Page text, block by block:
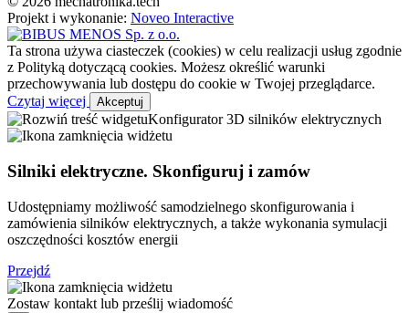
Projekt i wykonanie: Noveo Interactive
Ta strona używa ciasteczek (cookies) w celu realizacji usług zgodnie
z Polityką dotyczącą cookies. Możesz określić warunki
przechowywania lub dostępu do cookie w Twojej przeglądarce.
Czytaj więcej
Akceptuj
Konfigurator 3D silników elektrycznych
Silniki elektryczne. Skonfiguruj i zamów
Udostępniamy możliwość samodzielnego skonfigurowania i
zamówienia silników elektrycznych, a także wykonania symulacji
oszczędności kosztów energii
Przejdź
Zostaw kontakt lub prześlij wiadomość